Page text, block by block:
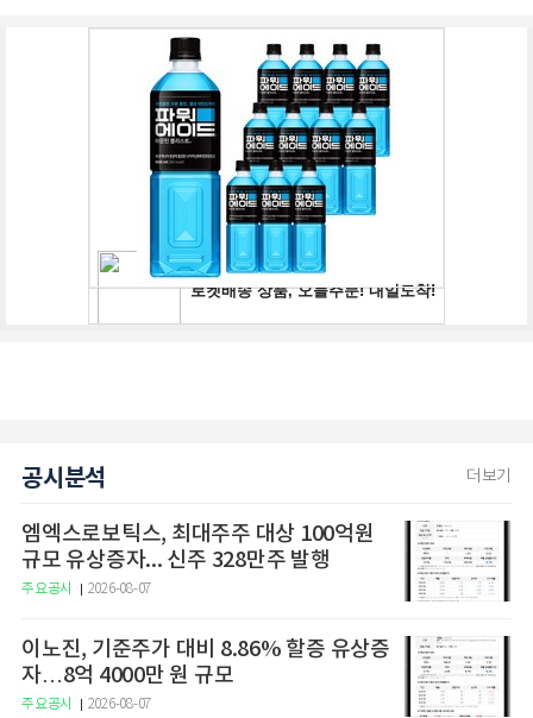
공시분석 더보기
엠엑스로보틱스, 최대주주 대상 100억원
규모 유상증자... 신주 328만주 발행
주요공시 2026-08-07
이노진, 기준주가 대비 8.86% 할증 유상증
자…8억 4000만 원 규모
주요공시 2026-08-07